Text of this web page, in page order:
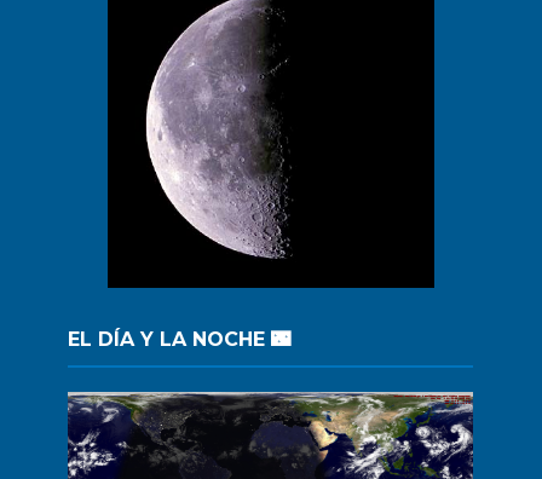
EL DÍA Y LA NOCHE 🌃